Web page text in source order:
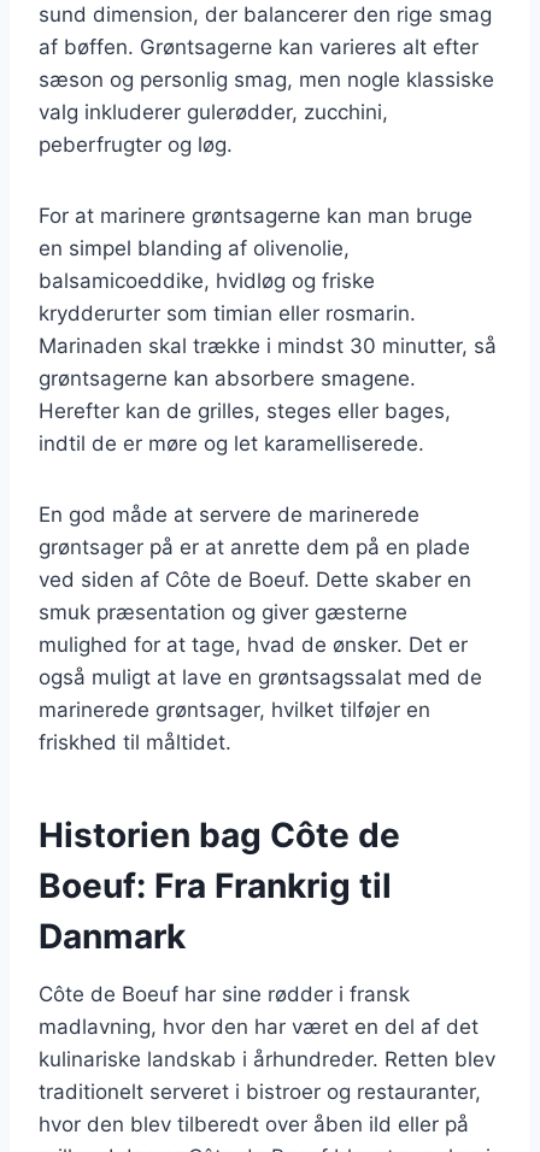
sund dimension, der balancerer den rige smag
af bøffen. Grøntsagerne kan varieres alt efter
sæson og personlig smag, men nogle klassiske
valg inkluderer gulerødder, zucchini,
peberfrugter og løg.
For at marinere grøntsagerne kan man bruge
en simpel blanding af olivenolie,
balsamicoeddike, hvidløg og friske
krydderurter som timian eller rosmarin.
Marinaden skal trække i mindst 30 minutter, så
grøntsagerne kan absorbere smagene.
Herefter kan de grilles, steges eller bages,
indtil de er møre og let karamelliserede.
En god måde at servere de marinerede
grøntsager på er at anrette dem på en plade
ved siden af Côte de Boeuf. Dette skaber en
smuk præsentation og giver gæsterne
mulighed for at tage, hvad de ønsker. Det er
også muligt at lave en grøntsagssalat med de
marinerede grøntsager, hvilket tilføjer en
friskhed til måltidet.
Historien bag Côte de
Boeuf: Fra Frankrig til
Danmark
Côte de Boeuf har sine rødder i fransk
madlavning, hvor den har været en del af det
kulinariske landskab i århundreder. Retten blev
traditionelt serveret i bistroer og restauranter,
hvor den blev tilberedt over åben ild eller på